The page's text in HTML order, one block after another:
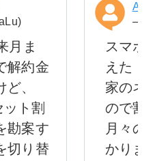
月ま
解約金
、
ト割
勘案す
切り替
スマホ
えた
家のネ
ので割
月々の
かりま
—